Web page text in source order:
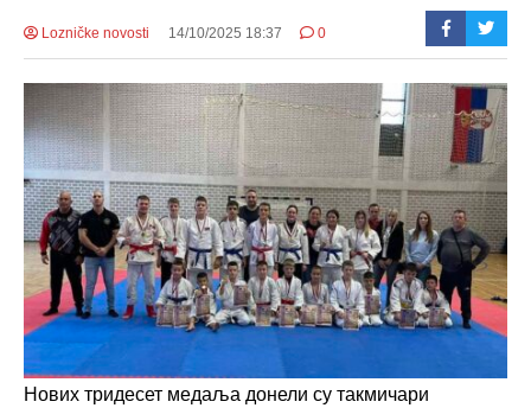
Lozničke novosti 14/10/2025 18:37 0
Нових тридесет медаља донели су такмичари